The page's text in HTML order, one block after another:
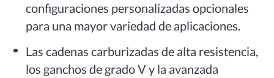
configuraciones personalizadas opcionales
para una mayor variedad de aplicaciones.
Las cadenas carburizadas de alta resistencia,
los ganchos de grado V y la avanzada